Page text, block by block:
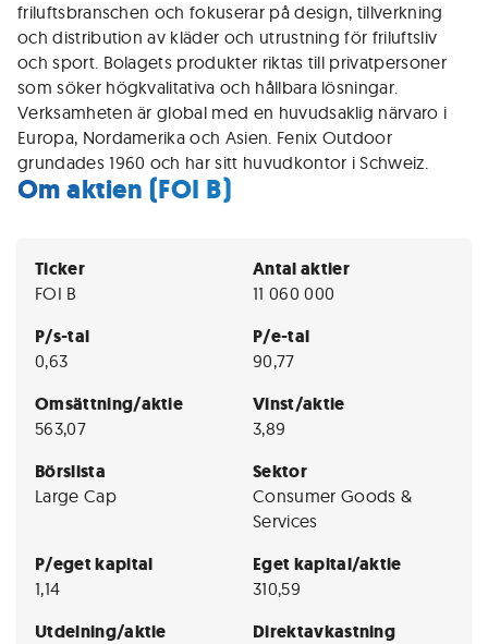
friluftsbranschen och fokuserar på design, tillverkning
och distribution av kläder och utrustning för friluftsliv
och sport. Bolagets produkter riktas till privatpersoner
som söker högkvalitativa och hållbara lösningar.
Verksamheten är global med en huvudsaklig närvaro i
Europa, Nordamerika och Asien. Fenix Outdoor
grundades 1960 och har sitt huvudkontor i Schweiz.
Om aktien (FOI B)
Ticker
FOI B
Antal aktier
11 060 000
P/s-tal
0,63
P/e-tal
90,77
Omsättning/aktie
563,07
Vinst/aktie
3,89
Börslista
Large Cap
Sektor
Consumer Goods &
Services
P/eget kapital
1,14
Eget kapital/aktie
310,59
Utdelning/aktie Direktavkastning